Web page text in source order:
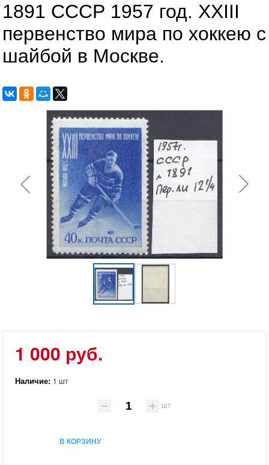
1891 СССР 1957 год. XXIII
первенство мира по хоккею с
шайбой в Москве.
1 000 руб.
Наличие: 1 шт
шт
В КОРЗИНУ